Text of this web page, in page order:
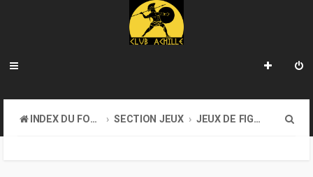
INDEX DU FORUM SECTION JEUX JEUX DE FIGURINES